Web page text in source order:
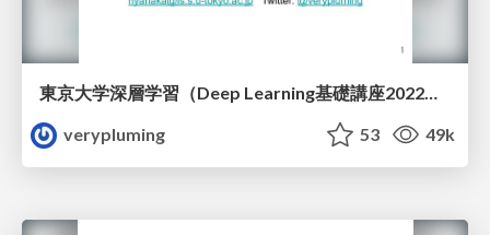
東京大学深層学習（Deep Learning基礎講座2022）深層学習と自然言語処理
verypluming
53 49k